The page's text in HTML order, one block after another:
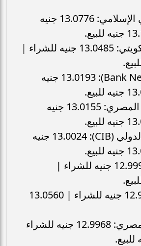
مصرف أبوظبي الإسلامي: 13.0776 جنيه
البنك الأهلي الكويتي: 13.0485 جنيه للشراء |
بنك نكست (Bank Next): 13.0193 جنيه
البنك المركزي المصري: 13.0155 جنيه
البنك التجاري الدولي (CIB): 13.0024 جنيه
بنك القاهرة: 12.9995 جنيه للشراء |
بنك مصر: 12.9968 جنيه للشراء | 13.0560
البنك الأهلي المصري: 12.9968 جنيه للشراء